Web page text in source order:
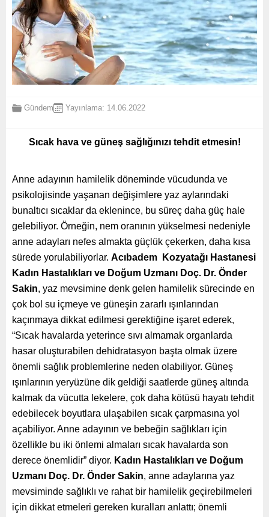
Gündem Yayınlama: 14.06.2022
Sıcak hava ve güneş sağlığınızı tehdit etmesin!
Anne adayının hamilelik döneminde vücudunda ve
psikolojisinde yaşanan değişimlere yaz aylarındaki
bunaltıcı sıcaklar da eklenince, bu süreç daha güç hale
gelebiliyor. Örneğin, nem oranının yükselmesi nedeniyle
anne adayları nefes almakta güçlük çekerken, daha kısa
sürede yorulabiliyorlar. Acıbadem Kozyatağı Hastanesi
Kadın Hastalıkları ve Doğum Uzmanı Doç. Dr. Önder
Sakin, yaz mevsimine denk gelen hamilelik sürecinde en
çok bol su içmeye ve güneşin zararlı ışınlarından
kaçınmaya dikkat edilmesi gerektiğine işaret ederek,
“Sıcak havalarda yeterince sıvı almamak organlarda
hasar oluşturabilen dehidratasyon başta olmak üzere
önemli sağlık problemlerine neden olabiliyor. Güneş
ışınlarının yeryüzüne dik geldiği saatlerde güneş altında
kalmak da vücutta lekelere, çok daha kötüsü hayatı tehdit
edebilecek boyutlara ulaşabilen sıcak çarpmasına yol
açabiliyor. Anne adayının ve bebeğin sağlıkları için
özellikle bu iki önlemi almaları sıcak havalarda son
derece önemlidir” diyor. Kadın Hastalıkları ve Doğum
Uzmanı Doç. Dr. Önder Sakin, anne adaylarına yaz
mevsiminde sağlıklı ve rahat bir hamilelik geçirebilmeleri
için dikkat etmeleri gereken kuralları anlattı; önemli